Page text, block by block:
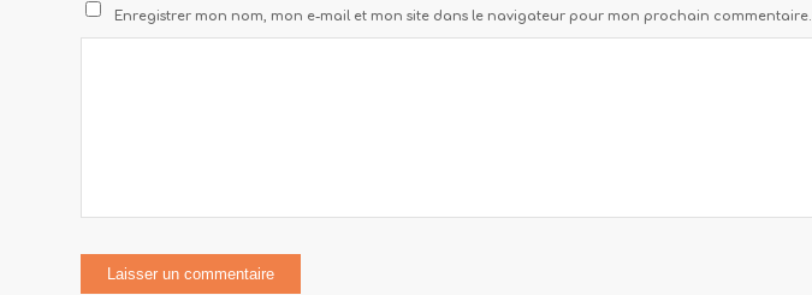
Enregistrer mon nom, mon e-mail et mon site dans le navigateur pour mon prochain commentaire.